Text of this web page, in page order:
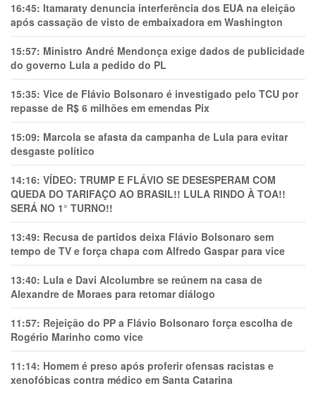
16:45: Itamaraty denuncia interferência dos EUA na eleição
após cassação de visto de embaixadora em Washington
15:57: Ministro André Mendonça exige dados de publicidade
do governo Lula a pedido do PL
15:35: Vice de Flávio Bolsonaro é investigado pelo TCU por
repasse de R$ 6 milhões em emendas Pix
15:09: Marcola se afasta da campanha de Lula para evitar
desgaste político
14:16: VÍDEO: TRUMP E FLÁVIO SE DESESPERAM COM
QUEDA DO TARIFAÇO AO BRASIL!! LULA RINDO À TOA!!
SERÁ NO 1° TURNO!!
13:49: Recusa de partidos deixa Flávio Bolsonaro sem
tempo de TV e força chapa com Alfredo Gaspar para vice
13:40: Lula e Davi Alcolumbre se reúnem na casa de
Alexandre de Moraes para retomar diálogo
11:57: Rejeição do PP a Flávio Bolsonaro força escolha de
Rogério Marinho como vice
11:14: Homem é preso após proferir ofensas racistas e
xenofóbicas contra médico em Santa Catarina